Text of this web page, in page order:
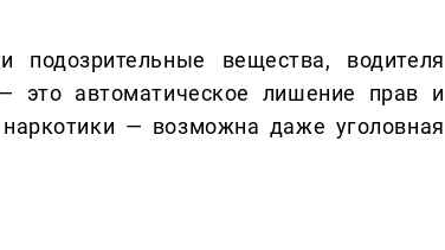
вещества, водителя
это автоматическое лишение прав и
— возможна даже уголовная